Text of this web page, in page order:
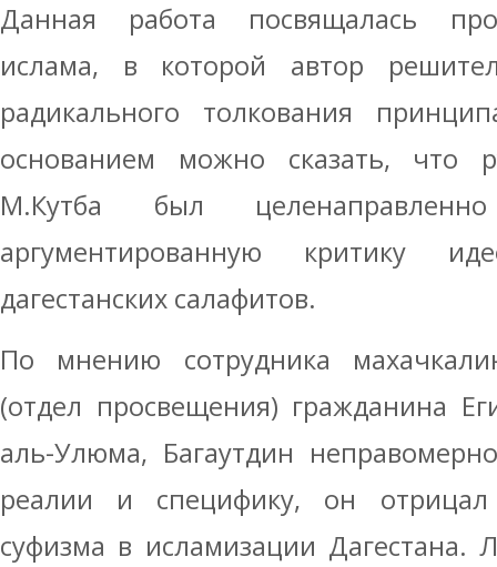
Данная работа посвящалась
ислама, в которой автор
радикального толкования
основанием можно сказать, что
М.Кутба был
аргументированную критику
дагестанских салафитов.
По мнению сотрудника
(отдел просвещения) гражданина
аль-Улюма, Багаутдин
реалии и специфику, он отрицал
суфизма в исламизации Дагестана.